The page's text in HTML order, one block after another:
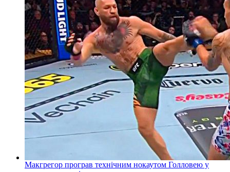
Макгрегор програв технічним нокаутом Голловею у